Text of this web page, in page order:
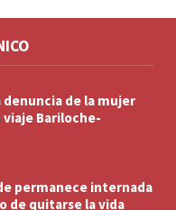
denuncia de la mujer
viaje Bariloche-
permanece internada
de quitarse la vida